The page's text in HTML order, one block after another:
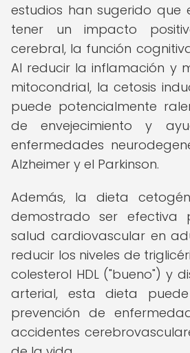
estudios han sugerido que
tener un impacto
cerebral, la función
Al reducir la inflamación y
mitocondrial, la cetosis
puede potencialmente
de envejecimiento y
enfermedades
Alzheimer y el Parkinson.
Además, la dieta
demostrado ser efectiva
salud cardiovascular en
reducir los niveles de
colesterol HDL ("bueno") y
arterial, esta dieta
prevención de
accidentes